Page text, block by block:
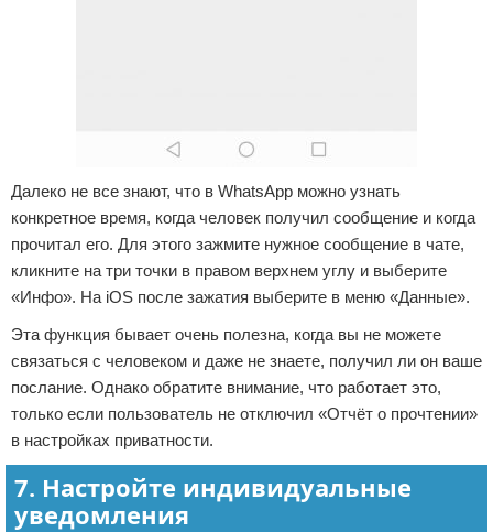
Далеко не все знают, что в WhatsApp можно узнать
конкретное время, когда человек получил сообщение и когда
прочитал его. Для этого зажмите нужное сообщение в чате,
кликните на три точки в правом верхнем углу и выберите
«Инфо». На iOS после зажатия выберите в меню «Данные».
Эта функция бывает очень полезна, когда вы не можете
связаться с человеком и даже не знаете, получил ли он ваше
послание. Однако обратите внимание, что работает это,
только если пользователь не отключил «Отчёт о прочтении»
в настройках приватности.
7. Настройте индивидуальные
уведомления